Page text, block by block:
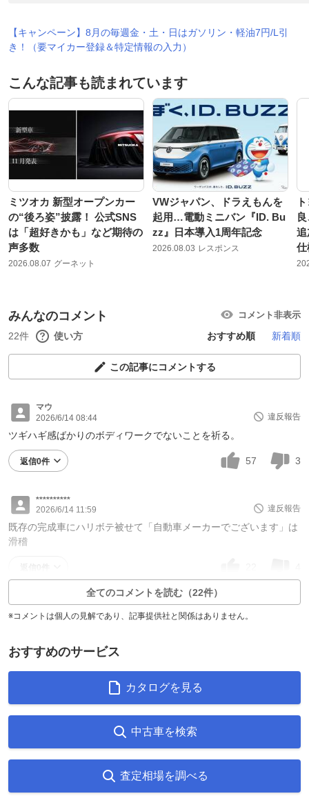
【キャンペーン】8月の毎週金・土・日はガソリン・軽油7円/L引
き！（要マイカー登録＆特定情報の入力）
こんな記事も読まれています
ミツオカ 新型オープンカー
の“後ろ姿”披露！ 公式SNS
は「超好きかも」など期待の
声多数
2026.08.07 グーネット
VWジャパン、ドラえもんを
起用…電動ミニバン『ID. Bu
zz』日本導入1周年記念
2026.08.03 レスポンス
仕
みんなのコメント コメント非表示
22件 使い方 おすすめ順 新着順
この記事にコメントする
マウ
2026/6/14 08:44
違反報告
ツギハギ感ばかりのボディワークでないことを祈る。
返信0件 57 3
**********
2026/6/14 11:59
違反報告
既存の完成車にハリボテ被せて「自動車メーカーでございます」は
滑稽
全てのコメントを読む（22件）
※コメントは個人の見解であり、記事提供社と関係はありません。
おすすめのサービス
カタログを見る
中古車を検索
査定相場を調べる